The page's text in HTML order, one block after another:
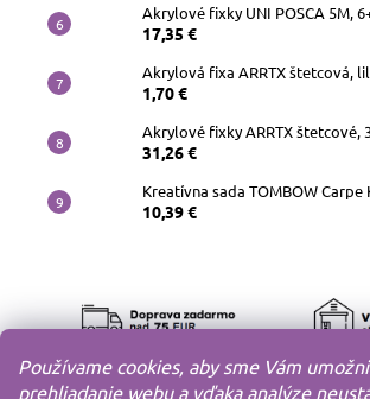
Používame cookies, aby sme Vám
prehliadanie webu a vďaka analýze
Akrylové fixky UNI POSCA 5M,
17,35 €
Akrylová fixa ARRTX štetcová,
1,70 €
Akrylové fixky ARRTX štetcové,
31,26 €
Kreatívna sada TOMBOW Carpe
10,39 €